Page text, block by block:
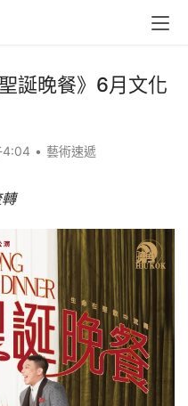
誕晚餐》6月文化
4:04 • 藝術速遞